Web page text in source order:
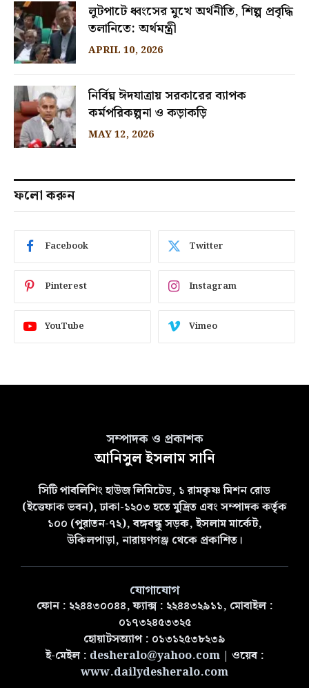
লুটপাটে ধ্বংসের মুখে অর্থনীতি, শিল্প প্রবৃদ্ধি
তলানিতে: অর্থমন্ত্রী
APRIL 10, 2026
নির্বিঘ্ন ঈদযাত্রায় সরকারের ব্যাপক
কর্মপরিকল্পনা ও কড়াকড়ি
MAY 12, 2026
ফলো করুন
Facebook Twitter
Pinterest Instagram
YouTube Vimeo
সম্পাদক ও প্রকাশক
আনিসুল ইসলাম সানি
সিটি পাবলিশিং হাউজ লিমিটেড, ১ রামকৃষ্ণ মিশন রোড
(ইত্তেফাক ভবন), ঢাকা-১২০৩ হতে মুদ্রিত এবং সম্পাদক কর্তৃক
১০০ (পুরাতন-৭২), বঙ্গবন্ধু সড়ক, ইসলাম মার্কেট,
উকিলপাড়া, নারায়ণগঞ্জ থেকে প্রকাশিত।
যোগাযোগ
ফোন : ২২৪৪৩০০৪৪, ফ্যাক্স : ২২৪৪৩২৯১১, মোবাইল :
০১৭৩২৪৫৩৩২৫
হোয়াটসঅ্যাপ : ০১৩১২৫৩৮২৩৯
ই-মেইল : desheralo@yahoo.com| ওয়েব :
www.dailydesheralo.com